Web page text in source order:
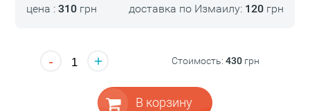
цена : 310грн доставка по Измаилу: 120 грн
- + Стоимость:430 грн
В корзину